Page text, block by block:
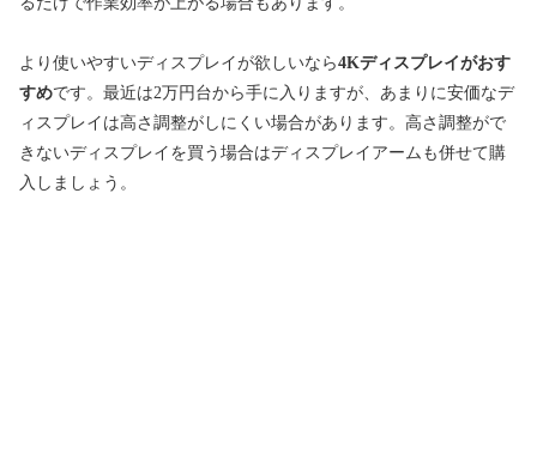
より使いやすいディスプレイが欲しいなら4Kディスプレイがおす
すめです。最近は2万円台から手に入りますが、あまりに安価なデ
ィスプレイは高さ調整がしにくい場合があります。高さ調整がで
きないディスプレイを買う場合はディスプレイアームも併せて購
入しましょう。